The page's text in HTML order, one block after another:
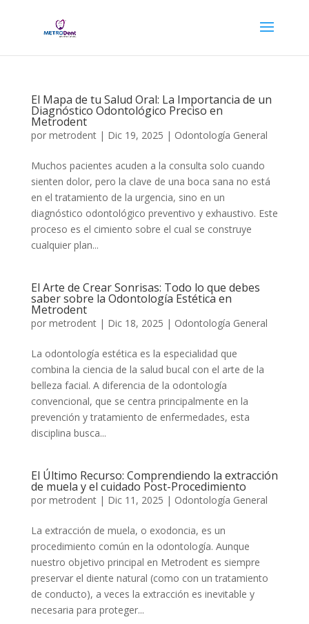
El Mapa de tu Salud Oral: La Importancia de un
Diagnóstico Odontológico Preciso en
Metrodent
por metrodent| Dic 19, 2025 | Odontología General
Muchos pacientes acuden a la consulta solo cuando
sienten dolor, pero la clave de una boca sana no está
en el tratamiento de la urgencia, sino en un
diagnóstico odontológico preventivo y exhaustivo. Este
proceso es el cimiento sobre el cual se construye
cualquier plan...
El Arte de Crear Sonrisas: Todo lo que debes
saber sobre la Odontología Estética en
Metrodent
por metrodent| Dic 18, 2025 | Odontología General
La odontología estética es la especialidad que
combina la ciencia de la salud bucal con el arte de la
belleza facial. A diferencia de la odontología
convencional, que se centra principalmente en la
prevención y tratamiento de enfermedades, esta
disciplina busca...
El Último Recurso: Comprendiendo la extracción
de muela y el cuidado Post-Procedimiento
por metrodent| Dic 11, 2025 | Odontología General
La extracción de muela, o exodoncia, es un
procedimiento común en la odontología. Aunque
nuestro objetivo principal en Metrodent es siempre
preservar el diente natural (como con un tratamiento
de conducto), a veces la extracción es inevitable y
necesaria para proteger...